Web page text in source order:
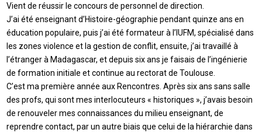
Vient de réussir le concours de personnel de direction.
J’ai été enseignant d’Histoire-géographie pendant quinze ans en
éducation populaire, puis j’ai été formateur à l’IUFM, spécialisé dans
les zones violence et la gestion de conflit, ensuite, j’ai travaillé à
l’étranger à Madagascar, et depuis six ans je faisais de l’ingénierie
de formation initiale et continue au rectorat de Toulouse.
C’est ma première année aux Rencontres. Après six ans sans salle
des profs, qui sont mes interlocuteurs « historiques », j’avais besoin
de renouveler mes connaissances du milieu enseignant, de
reprendre contact, par un autre biais que celui de la hiérarchie dans